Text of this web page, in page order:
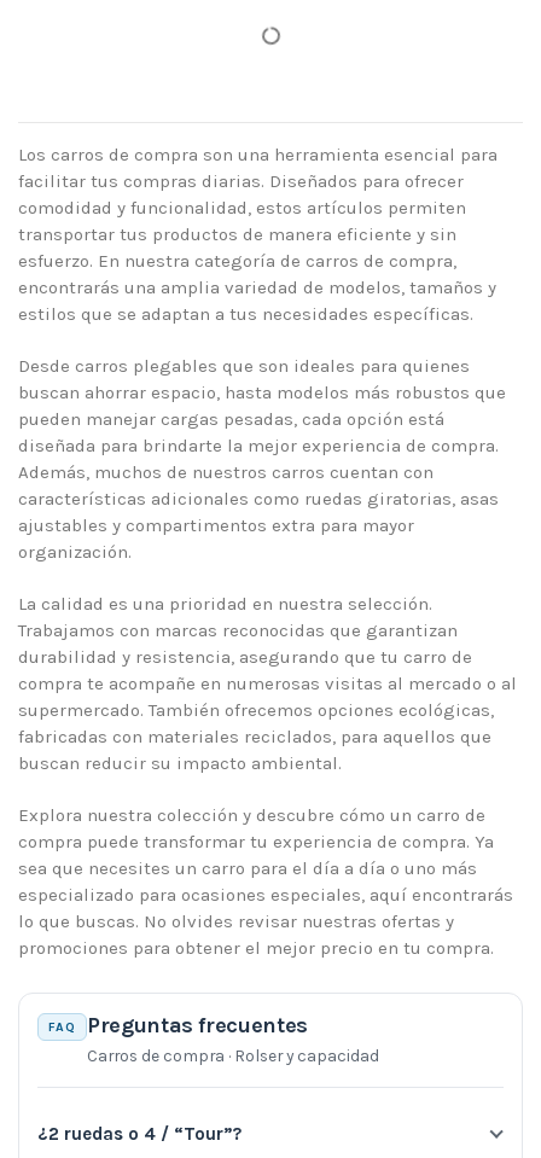
Los carros de compra son una herramienta esencial para
facilitar tus compras diarias. Diseñados para ofrecer
comodidad y funcionalidad, estos artículos permiten
transportar tus productos de manera eficiente y sin
esfuerzo. En nuestra categoría de carros de compra,
encontrarás una amplia variedad de modelos, tamaños y
estilos que se adaptan a tus necesidades específicas.
Desde carros plegables que son ideales para quienes
buscan ahorrar espacio, hasta modelos más robustos que
pueden manejar cargas pesadas, cada opción está
diseñada para brindarte la mejor experiencia de compra.
Además, muchos de nuestros carros cuentan con
características adicionales como ruedas giratorias, asas
ajustables y compartimentos extra para mayor
organización.
La calidad es una prioridad en nuestra selección.
Trabajamos con marcas reconocidas que garantizan
durabilidad y resistencia, asegurando que tu carro de
compra te acompañe en numerosas visitas al mercado o al
supermercado. También ofrecemos opciones ecológicas,
fabricadas con materiales reciclados, para aquellos que
buscan reducir su impacto ambiental.
Explora nuestra colección y descubre cómo un carro de
compra puede transformar tu experiencia de compra. Ya
sea que necesites un carro para el día a día o uno más
especializado para ocasiones especiales, aquí encontrarás
lo que buscas. No olvides revisar nuestras ofertas y
promociones para obtener el mejor precio en tu compra.
FAQ Preguntas frecuentes
Carros de compra · Rolser y capacidad
¿2 ruedas o 4 / “Tour”?